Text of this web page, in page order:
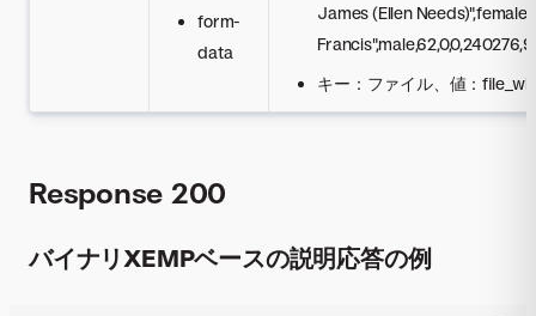
form-
data
James (Ellen
キー：ファイル、値：
Response 200
バイナリXEMPベースの説明応答の例